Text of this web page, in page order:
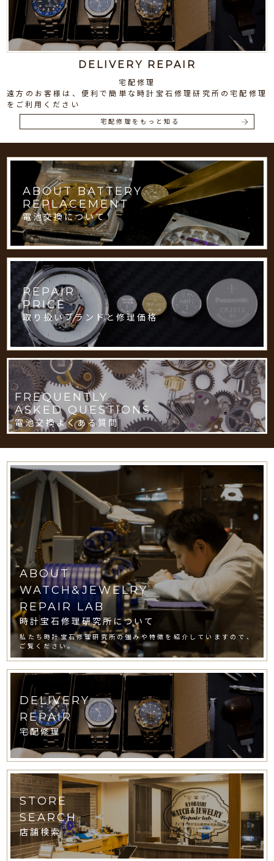
DELIVERY REPAIR
宅配修理
遠方のお客様は、便利で簡単な時計宝石修理研究所の宅配修理
をご利用ください
宅配修理をもっと知る
ABOUT BATTERY
REPLACEMENT
電池交換について
REPAIR
PRICE
取り扱いブランドと修理価格
FREQUENTLY
ASKED QUESTIONS
電池交換よくある質問
ABOUT
WATCH&JEWELRY
REPAIR LAB
時計宝石修理研究所について
私たち時計宝石修理研究所の強みや特徴を紹介していますので、
ご覧ください。
DELIVERY
REPAIR
宅配修理
STORE
SEARCH
店舗検索